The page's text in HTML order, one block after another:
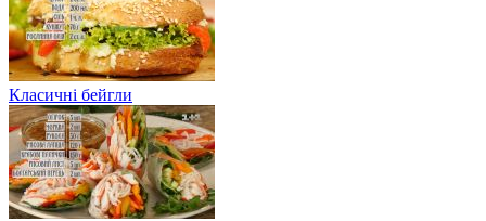
Класичні бейгли